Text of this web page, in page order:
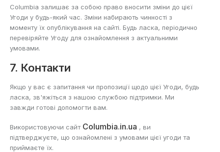
Columbia залишає за собою право вносити зміни до цієї
Угоди у будь-який час. Зміни набирають чинності з
моменту їх опублікування на сайті. Будь ласка, періодично
перевіряйте Угоду для ознайомлення з актуальними
умовами.
7. Контакти
Якщо у вас є запитання чи пропозиції щодо цієї Угоди, будь
ласка, зв'яжіться з нашою службою підтримки. Ми
завжди готові допомогти вам.
Використовуючи сайт Columbia.in.ua , ви
підтверджуєте, що ознайомлені з умовами цієї угоди та
приймаєте їх.